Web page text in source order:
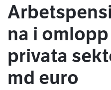
na i
privata
md euro